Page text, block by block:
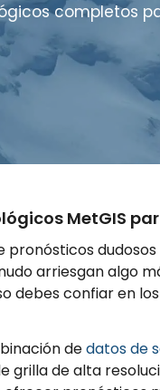
completos
MetGIS
pronósticos
arriesgan algo
debes confiar en
dedatos de
grilla de alta